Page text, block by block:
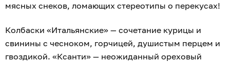
мясных снеков, ломающих стереотипы о перекусах!
Колбаски «Итальянские» — сочетание курицы и
свинины с чесноком, горчицей, душистым перцем и
гвоздикой. «Ксанти» — неожиданный ореховый